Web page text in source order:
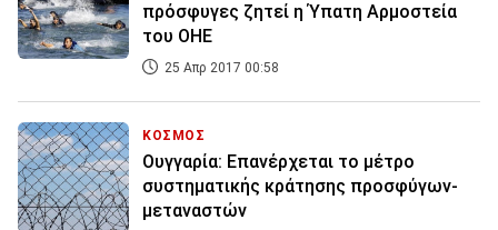
πρόσφυγες ζητεί η Ύπατη Αρμοστεία
του ΟΗΕ
25 Απρ 2017 00:58
ΚΟΣΜΟΣ
Ουγγαρία: Επανέρχεται το μέτρο
συστηματικής κράτησης προσφύγων-
μεταναστών